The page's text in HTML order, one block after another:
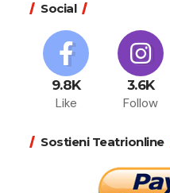
Social
9.8K
Like
3.6K
Follow
Sostieni Teatrionline